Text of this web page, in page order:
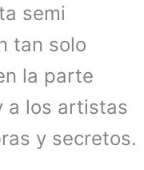
semi
tan solo
la parte
a los artistas
y secretos.